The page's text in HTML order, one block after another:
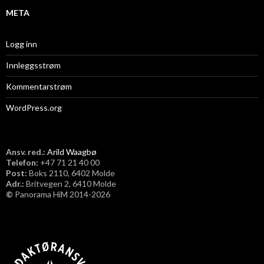
META
Logg inn
Innleggsstrøm
Kommentarstrøm
WordPress.org
Ansv. red.: Arild Waagbø
Telefon: ​+47 71 21 40 00
Post: Boks 2110, 6402 Molde
Adr.: Britvegen 2, 6410 Molde
© Panorama HiM 2014-2026